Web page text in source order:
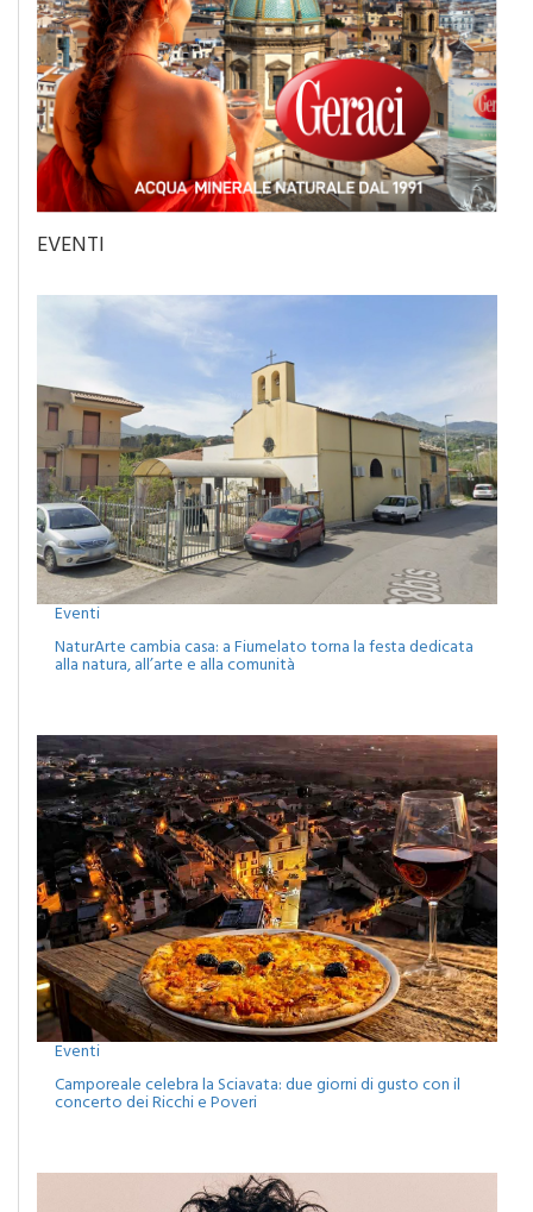
Eventi
NaturArte cambia casa: a Fiumelato torna la festa dedicata
Eventi